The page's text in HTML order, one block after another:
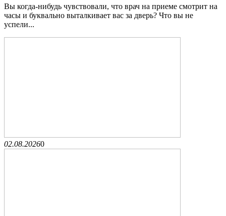
Вы когда-нибудь чувствовали, что врач на приеме смотрит на
часы и буквально выталкивает вас за дверь? Что вы не
успели...
02.08.20260